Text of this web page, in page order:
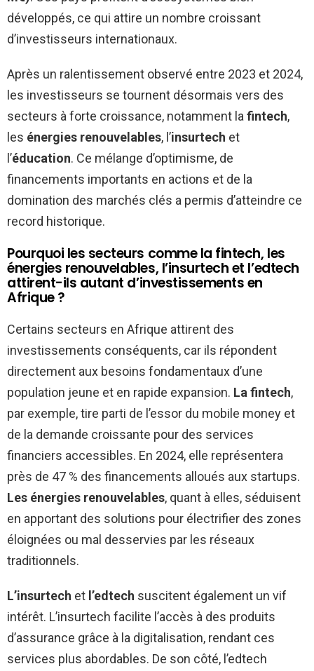
développés, ce qui attire un nombre croissant
d’investisseurs internationaux.
Après un ralentissement observé entre 2023 et 2024,
les investisseurs se tournent désormais vers des
secteurs à forte croissance, notamment la fintech,
les énergies renouvelables, l’insurtech et
l’éducation. Ce mélange d’optimisme, de
financements importants en actions et de la
domination des marchés clés a permis d’atteindre ce
record historique.
Pourquoi les secteurs comme la fintech, les
énergies renouvelables, l’insurtech et l’edtech
attirent-ils autant d’investissements en
Afrique ?
Certains secteurs en Afrique attirent des
investissements conséquents, car ils répondent
directement aux besoins fondamentaux d’une
population jeune et en rapide expansion. La fintech,
par exemple, tire parti de l’essor du mobile money et
de la demande croissante pour des services
financiers accessibles. En 2024, elle représentera
près de 47 % des financements alloués aux startups.
Les énergies renouvelables, quant à elles, séduisent
en apportant des solutions pour électrifier des zones
éloignées ou mal desservies par les réseaux
traditionnels.
L’insurtech et l’edtech suscitent également un vif
intérêt. L’insurtech facilite l’accès à des produits
d’assurance grâce à la digitalisation, rendant ces
services plus abordables. De son côté, l’edtech